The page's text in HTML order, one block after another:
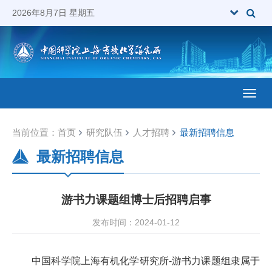
2026年8月7日 星期五
当前位置： 首页 研究队伍 人才招聘 最新招聘信息
最新招聘信息
游书力课题组博士后招聘启事
发布时间：2024-01-12
中国科学院上海有机化学研究所-游书力课题组隶属于